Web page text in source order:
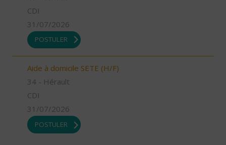
CDI
31/07/2026
POSTULER
Aide à domicile SETE (H/F)
34 - Hérault
CDI
31/07/2026
POSTULER